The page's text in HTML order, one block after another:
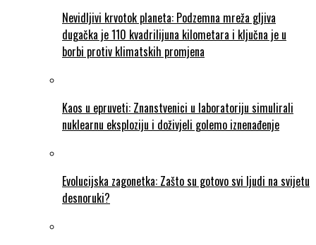
Nevidljivi krvotok planeta: Podzemna mreža gljiva
dugačka je 110 kvadrilijuna kilometara i ključna je u
borbi protiv klimatskih promjena
Kaos u epruveti: Znanstvenici u laboratoriju simulirali
nuklearnu eksploziju i doživjeli golemo iznenađenje
Evolucijska zagonetka: Zašto su gotovo svi ljudi na svijetu
desnoruki?